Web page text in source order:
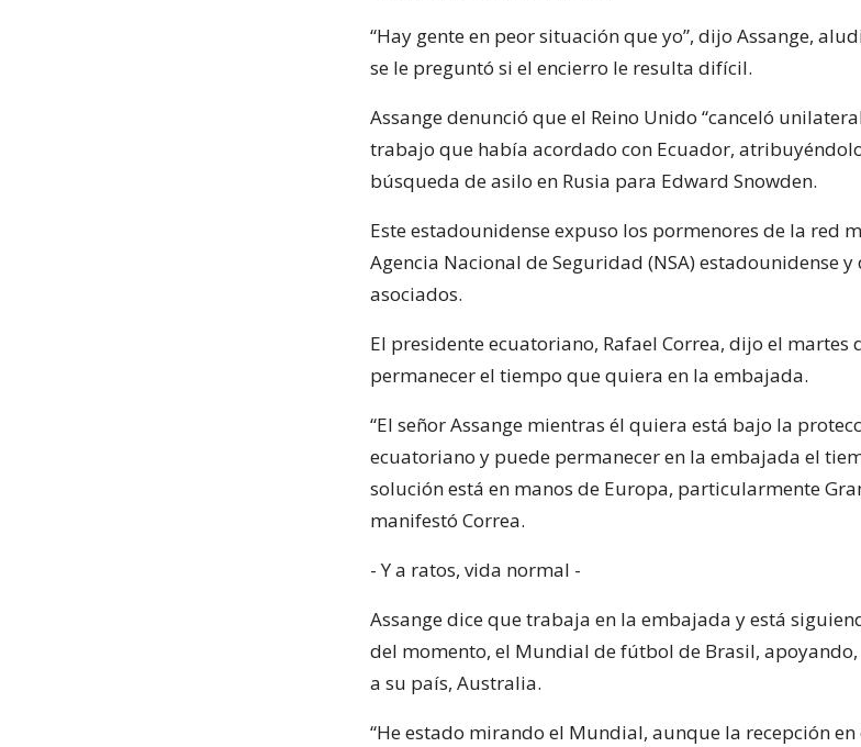
“Hay gente en peor situación que yo”, dijo Assange,
se le preguntó si el encierro le resulta difícil.
Assange denunció que el Reino Unido “canceló
trabajo que había acordado con Ecuador,
búsqueda de asilo en Rusia para Edward Snowden.
Este estadounidense expuso los pormenores de la red
Agencia Nacional de Seguridad (NSA) estadounidense y
asociados.
El presidente ecuatoriano, Rafael Correa, dijo el martes
permanecer el tiempo que quiera en la embajada.
“El señor Assange mientras él quiera está bajo la
ecuatoriano y puede permanecer en la embajada el
solución está en manos de Europa, particularmente
manifestó Correa.
- Y a ratos, vida normal -
Assange dice que trabaja en la embajada y está
del momento, el Mundial de fútbol de Brasil, apoyando,
a su país, Australia.
“He estado mirando el Mundial, aunque la recepción